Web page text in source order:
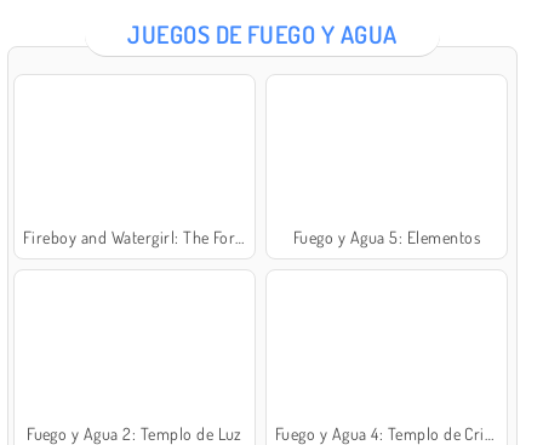
JUEGOS DE FUEGO Y AGUA
Fuego y Agua 5: Elementos
Fuego y Agua 2: Templo de Luz